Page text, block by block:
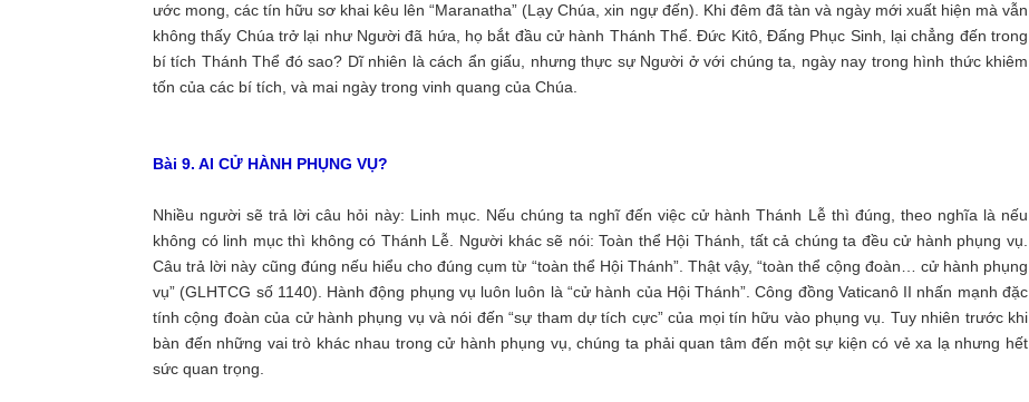
ước mong, các tín hữu sơ khai kêu lên “Maranatha” (Lạy Chúa, xin ngự đến). Khi đêm đã tàn và ngày mới xuất hiện mà vẫn
không thấy Chúa trở lại như Người đã hứa, họ bắt đầu cử hành Thánh Thể. Đức Kitô, Đấng Phục Sinh, lại chẳng đến trong
bí tích Thánh Thể đó sao? Dĩ nhiên là cách ẩn giấu, nhưng thực sự Người ở với chúng ta, ngày nay trong hình thức khiêm
tốn của các bí tích, và mai ngày trong vinh quang của Chúa.
Bài 9. AI CỬ HÀNH PHỤNG VỤ?
Nhiều người sẽ trả lời câu hỏi này: Linh mục. Nếu chúng ta nghĩ đến việc cử hành Thánh Lễ thì đúng, theo nghĩa là nếu
không có linh mục thì không có Thánh Lễ. Người khác sẽ nói: Toàn thể Hội Thánh, tất cả chúng ta đều cử hành phụng vụ.
Câu trả lời này cũng đúng nếu hiểu cho đúng cụm từ “toàn thể Hội Thánh”. Thật vậy, “toàn thể cộng đoàn… cử hành phụng
vụ” (GLHTCG số 1140). Hành động phụng vụ luôn luôn là “cử hành của Hội Thánh”. Công đồng Vaticanô II nhấn mạnh đặc
tính cộng đoàn của cử hành phụng vụ và nói đến “sự tham dự tích cực” của mọi tín hữu vào phụng vụ. Tuy nhiên trước khi
bàn đến những vai trò khác nhau trong cử hành phụng vụ, chúng ta phải quan tâm đến một sự kiện có vẻ xa lạ nhưng hết
sức quan trọng.